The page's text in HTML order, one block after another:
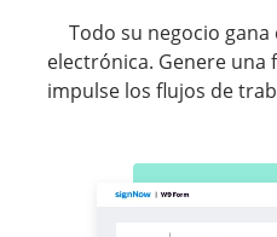
Todo su negocio
electrónica. Genere una
impulse los flujos de